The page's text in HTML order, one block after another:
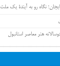
نگاه رو به آیندۀ یک ملت
هنر معاصر استانبول